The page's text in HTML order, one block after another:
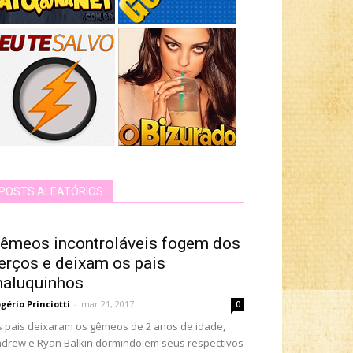
POSTS ALEATÓRIOS
incontroláveis fogem dos
e deixam os pais
Princiotti - mar 21, 2017 0
pais deixaram os gêmeos de 2 anos de idade,
e Ryan Balkin dormindo em seus respectivos